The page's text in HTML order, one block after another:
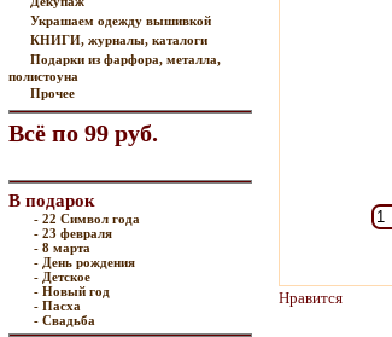
Украшаем одежду вышивкой
КНИГИ, журналы, каталоги
Подарки из фарфора, металла,
полистоуна
Прочее
Всё по 99 руб.
В подарок
- 22 Символ года
- 23 февраля
- 8 марта
- День рождения
- Детское
- Новый год
- Пасха
- Свадьба
Нравится